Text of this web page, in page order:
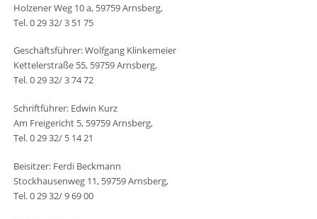
Holzener Weg 10 a, 59759 Arnsberg,
Tel. 0 29 32/ 3 51 75
Geschäftsführer: Wolfgang Klinkemeier
Kettelerstraße 55, 59759 Arnsberg,
Tel. 0 29 32/ 3 74 72
Schriftführer: Edwin Kurz
Am Freigericht 5, 59759 Arnsberg,
Tel. 0 29 32/ 5 14 21
Beisitzer: Ferdi Beckmann
Stockhausenweg 11, 59759 Arnsberg,
Tel. 0 29 32/ 9 69 00